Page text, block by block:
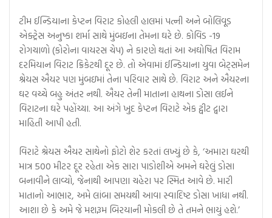
ટીમ ઈન્ડિયાના કેપ્ટન વિરાટ કોહલી હાલમાં પત્ની અને બોલિવૂડ
એક્ટ્રેસ અનુષ્કા શર્મા સાથે મુંબઇના તેમના ઘરે છે. કોવિડ -19
રોગચાળો (કોરોના વાયરસ ચેપ) ને કારણે થતાં આ અઘોષિત વિરામ
દરમિયાન વિરાટ ક્રિકેટથી દૂર છે. તો એવામાં ઈન્ડિયાના યુવા બેટ્સમેન
શ્રેયસ ઐયર પણ મુંબઇમાં તેના પરિવાર સાથે છે. વિરાટ અને ઐયરના
ઘર વચ્ચે બહુ અંતર નથી. ઐયર તેની માતાના હાથના ડોસા લઈને
વિરાટના ઘરે પહોંચ્યા. આ અંગે ખુદ કેપ્ટન વિરાટે એક ટ્વીટ દ્વારા
માહિતી આપી હતી.
વિરાટે શ્રેયસ ઐયર સાથેનો ફોટો શેર કરતાં લખ્યું છે કે, ‘અમારા ઘરથી
માત્ર 500 મીટર દૂર રહેતા એક સારા પાડોશીએ અમને ઘરેલું ડોસા
બનાવીને લાવ્યો, જેનાથી આપણા ચહેરા પર સ્મિત આવે છે. મારી
માતાનો આભાર, અમે લાંબા સમયથી આવા સ્વાદિષ્ટ ડોસા ખાધા નથી.
આશા છે કે અમે જે મશરૂમ બિરયાની મોકલી છે તે તમને ભાયું હશે.’